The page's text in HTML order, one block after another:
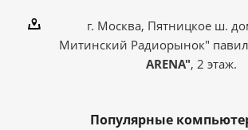
г. Москва, Пятницкое ш.
Митинский Радиорынок"
ARENA", 2 этаж.
Популярные